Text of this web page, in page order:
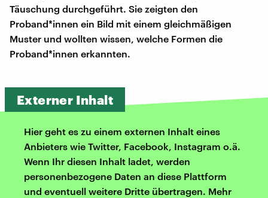
Täuschung durchgeführt. Sie zeigten den
Proband*innen ein Bild mit einem gleichmäßigen
Muster und wollten wissen, welche Formen die
Proband*innen erkannten.
Externer Inhalt
Hier geht es zu einem externen Inhalt eines
Anbieters wie Twitter, Facebook, Instagram o.ä.
Wenn Ihr diesen Inhalt ladet, werden
personenbezogene Daten an diese Plattform
und eventuell weitere Dritte übertragen. Mehr